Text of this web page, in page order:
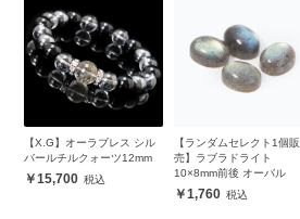
【X.G】オーラブレス シル
バールチルクォーツ12mm
15,700
【ランダムセレクト1個販
売】ラブラドライト
10×8mm前後 オーバル
1,760